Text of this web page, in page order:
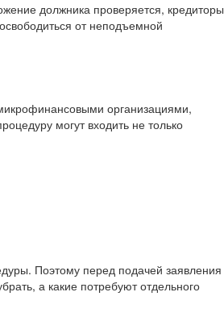
должника проверяется, кредиторы
от неподъемной
организациями,
могут входить не только
Поэтому перед подачей заявления
а какие потребуют отдельного